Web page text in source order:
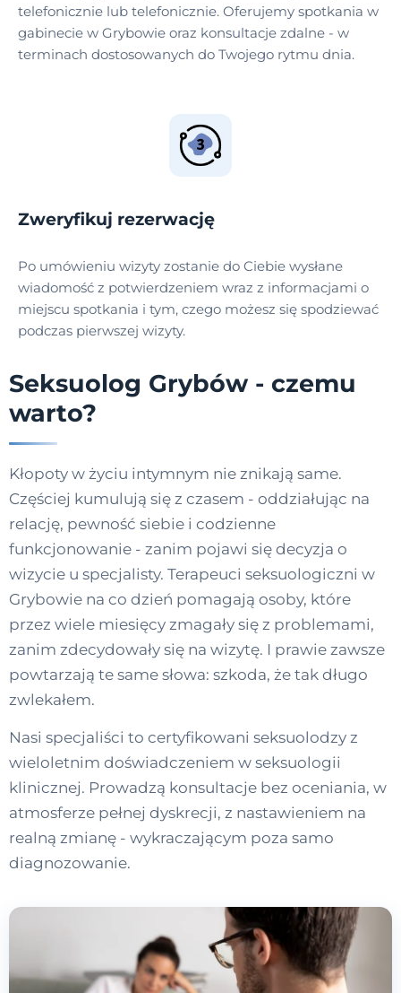
telefonicznie lub telefonicznie. Oferujemy spotkania w
gabinecie w Grybowie oraz konsultacje zdalne - w
terminach dostosowanych do Twojego rytmu dnia.
Zweryfikuj rezerwację
Po umówieniu wizyty zostanie do Ciebie wysłane
wiadomość z potwierdzeniem wraz z informacjami o
miejscu spotkania i tym, czego możesz się spodziewać
podczas pierwszej wizyty.
Seksuolog Grybów - czemu
warto?
Kłopoty w życiu intymnym nie znikają same.
Częściej kumulują się z czasem - oddziałując na
relację, pewność siebie i codzienne
funkcjonowanie - zanim pojawi się decyzja o
wizycie u specjalisty. Terapeuci seksuologiczni w
Grybowie na co dzień pomagają osoby, które
przez wiele miesięcy zmagały się z problemami,
zanim zdecydowały się na wizytę. I prawie zawsze
powtarzają te same słowa: szkoda, że tak długo
zwlekałem.
Nasi specjaliści to certyfikowani seksuolodzy z
wieloletnim doświadczeniem w seksuologii
klinicznej. Prowadzą konsultacje bez oceniania, w
atmosferze pełnej dyskrecji, z nastawieniem na
realną zmianę - wykraczającym poza samo
diagnozowanie.